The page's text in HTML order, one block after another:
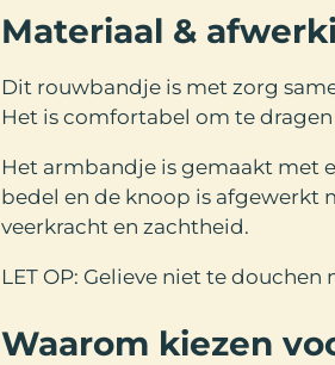
Materiaal &
Dit rouwbandje is met zorg
Het is comfortabel om te
Het armbandje is gemaakt met
bedel en de knoop is afgewerkt
veerkracht en zachtheid.
LET OP: Gelieve niet te
Waarom kiezen